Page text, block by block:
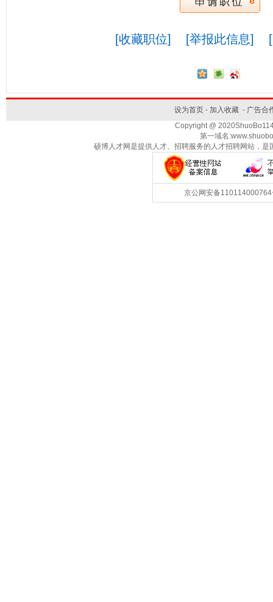
[收藏职位] [举报此信息]
设为首页- 加入收藏- 广告合
Copyright @
第一域名
硕博人才网是提供人才、招聘服务的人才招聘网站，
京公网安备